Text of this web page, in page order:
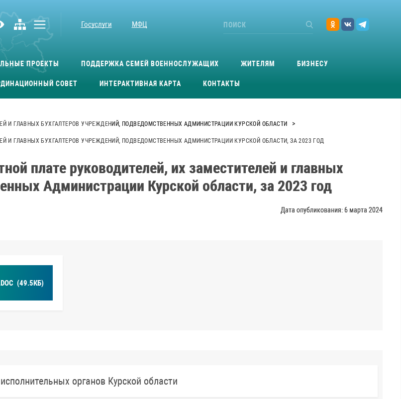
Госуслуги МФЦ
ПРОЕКТЫ ПОДДЕРЖКА СЕМЕЙ ВОЕННОСЛУЖАЩИХ ЖИТЕЛЯМ БИЗНЕСУ
СОВЕТ ИНТЕРАКТИВНАЯ КАРТА КОНТАКТЫ
И ГЛАВНЫХ БУХГАЛТЕРОВ УЧРЕЖДЕНИЙ, ПОДВЕДОМСТВЕННЫХ АДМИНИСТРАЦИИ КУРСКОЙ ОБЛАСТИ >
И ГЛАВНЫХ БУХГАЛТЕРОВ УЧРЕЖДЕНИЙ, ПОДВЕДОМСТВЕННЫХ АДМИНИСТРАЦИИ КУРСКОЙ ОБЛАСТИ, ЗА 2023 ГОД
плате руководителей, их заместителей и главных
Администрации Курской области, за 2023 год
Дата опубликования: 6 марта 2024
(49.5КБ)
органов Курской области